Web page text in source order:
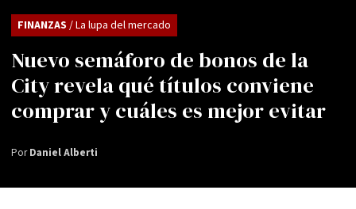
Nuevo semáforo de bonos de la
City revela qué títulos conviene
comprar y cuáles es mejor evitar
FINANZAS / La lupa del mercado
PorDaniel Alberti